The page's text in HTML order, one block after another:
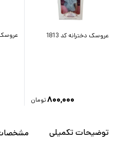
عروسک دخترانه کد 1813
۸۰۰,۰۰۰تومان
عروسک
توضیحات تکمیلی